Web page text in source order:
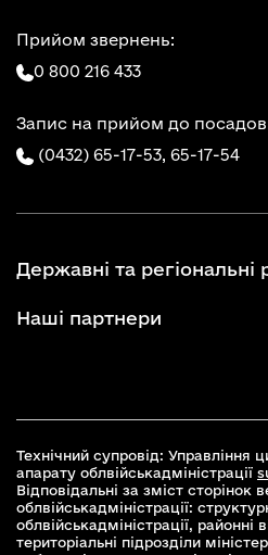
Прийом звернень:
0 800 216 433
Запис на прийом до
(0432) 65-17-53, 65-17-54
Державні та регіональні
Наші партнери
Технічний супровід: Управління
апарату облвійськадміністрації
Відповідальні за зміст сторінок
облвійськадміністрації:
облвійськадміністрації, районні
територіальні підрозділи